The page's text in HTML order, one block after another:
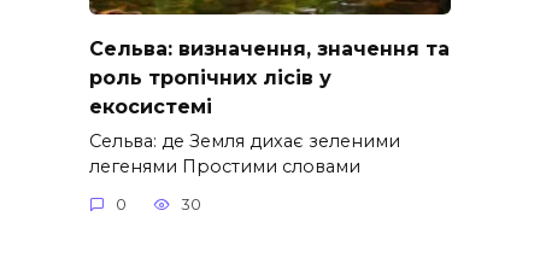
Сельва: визначення, значення та
роль тропічних лісів у
екосистемі
Сельва: де Земля дихає зеленими
легенями Простими словами
0 30